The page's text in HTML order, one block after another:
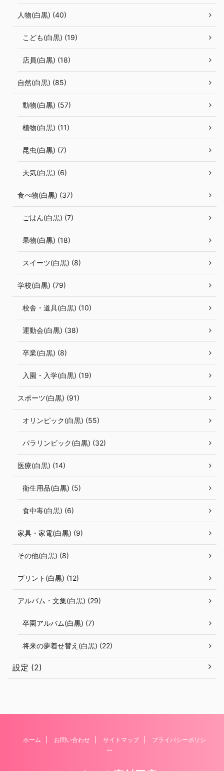
人物(白黒) (40)
こども(白黒) (19)
店員(白黒) (18)
自然(白黒) (85)
動物(白黒) (57)
植物(白黒) (11)
昆虫(白黒) (7)
天気(白黒) (6)
食べ物(白黒) (37)
ごはん(白黒) (7)
果物(白黒) (18)
スイーツ(白黒) (8)
学校(白黒) (79)
校舎・道具(白黒) (10)
運動会(白黒) (38)
卒業(白黒) (8)
入園・入学(白黒) (19)
スポーツ(白黒) (91)
オリンピック(白黒) (55)
パラリンピック(白黒) (32)
医療(白黒) (14)
衛生用品(白黒) (5)
食中毒(白黒) (6)
家具・家電(白黒) (9)
その他(白黒) (8)
プリント(白黒) (12)
アルバム・文集(白黒) (29)
卒園アルバム(白黒) (7)
将来の夢着せ替え(白黒) (22)
設定 (2)
ホーム お問い合わせ サイトマップ
プライバシーポリシ
ー